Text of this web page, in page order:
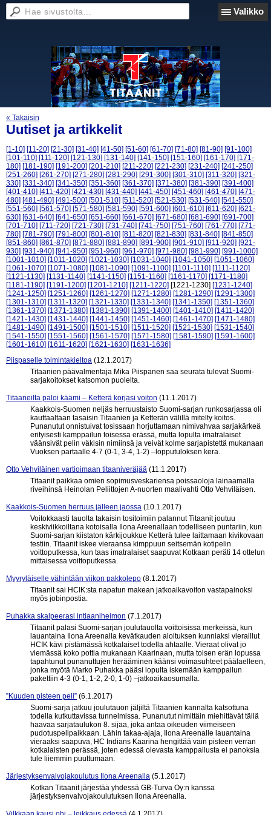
Valikko
« Takaisin
Uutiset ja artikkelit
[1-10] [11-20] [21-30] [31-40] [41-50] [51-60] [61-70] [71-80] [81-90] [91-100]
[101-110] [111-120] [121-130] [131-140] [141-150] [151-160] [161-170] [171-
180] [181-190] [191-200] [201-210] [211-220] [221-230] [231-240] [241-250]
[251-260] [261-270] [271-280] [281-290] [291-300] [301-310] [311-320] [321-
330] [331-340] [341-350] [351-360] [361-370] [371-380] [381-390] [391-400]
[401-410] [411-420] [421-430] [431-440] [441-450] [451-460] [461-470] [471-
480] [481-490] [491-500] [501-510] [511-520] [521-530] [531-540] [541-550]
[551-560] [561-570] [571-580] [581-590] [591-600] [601-610] [611-620] [621-
630] [631-640] [641-650] [651-660] [661-670] [671-680] [681-690] [691-700]
[701-710] [711-720] [721-730] [731-740] [741-750] [751-760] [761-770] [771-
780] [781-790] [791-800] [801-810] [811-820] [821-830] [831-840] [841-850]
[851-860] [861-870] [871-880] [881-890] [891-900] [901-910] [911-920] [921-
930] [931-940] [941-950] [951-960] [961-970] [971-980] [981-990] [991-1000]
[1001-1010] [1011-1020] [1021-1030] [1031-1040] [1041-1050] [1051-1060]
[1061-1070] [1071-1080] [1081-1090] [1091-1100] [1101-1110] [1111-1120]
[1121-1130] [1131-1140] [1141-1150] [1151-1160] [1161-1170] [1171-1180]
[1181-1190] [1191-1200] [1201-1210] [1211-1220] [1221-1230] [1231-1240]
[1241-1250] [1251-1260] [1261-1270] [1271-1280] [1281-1290] [1291-1300]
[1301-1310] [1311-1320] [1321-1330] [1331-1340] [1341-1350] [1351-1360]
[1361-1370] [1371-1380] [1381-1390] [1391-1400] [1401-1410] [1411-1420]
[1421-1430] [1431-1440] [1441-1450] [1451-1460] [1461-1470] [1471-1480]
[1481-1490] [1491-1500] [1501-1510] [1511-1520] [1521-1530] [1531-1540]
[1541-1550] [1551-1560] [1561-1570] [1571-1580] [1581-1590] [1591-1600]
[1601-1610] [1611-1620] [1621-1630] [1631-1636]
Piispaselle toimintakieltoa (12.1.2017)
Titaanien päävalmentaja Mika Piispanen saa seurata tulevat Suomi-
sarjakoitokset katsomon puolelta.
Titaaneilta paloi käämi – Ketterä korjasi voiton (11.1.2017)
Kaakkois-Suomen neljäs herruustaisto Suomi-sarjan runkosarjassa oli
kauttaaltaan tasaisin Titaanien ja Ketterän välillä mitelty koitos.
Punanutut onnistuivat tosissaan horjuttamaan nimivahvaa sarjakärkeä
erityisesti kamppailun toisessa erässä, mutta lopulta imatralaiset
väänsivät pelin väkisin nimiinsä ja veivät kolme sarjapistettä mukanaan
Vuoksen partaalle 4-7 (0-1, 3-4, 1-2) –lopputuloksen kera.
Otto Vehviläinen vartioimaan titaaniveräjää (11.1.2017)
Titaanit paikkaa omien sopimusveskariensa poissaoloja lainaamalla
riveihinsä Heinolan Peliittojen A-nuorten maalivahti Otto Vehviläisen.
Kaakkois-Suomen herruus jälleen jaossa (10.1.2017)
Voitokkaasti tauolta takaisin tositoimiin palannut Titaanit joutuu
keskiviikkoiltana kotoisalla Ilona Areenallaan todelliseen puntariin, kun
Suomi-sarjan kiistaton kärkijoukkue Ketterä tulee laittamaan kivikovaan
testiin. Titaanit iskee vieraansa kimppuun seitsemän kotipelin
voittoputkessa, kun taas imatralaiset saapuvat Kotkaan peräti 14 ottelun
mittaisessa voittoputkessa.
Myyryläiselle vähintään viikon pakkolepo (8.1.2017)
Titaanit sai HCIK:sta napatun makean jatkoaikavoiton vastapainoksi
myös jobinpostia.
Puhakka skalpeerasi intiaaniheimon (7.1.2017)
Titaanit palasi Suomi-sarjan joulutauolta voittoisissa merkeissä, kun
lauantaina Ilona Areenalla kevätkauden aloituksen kunniaksi vieraillut
HCIK kävi pistämässä kotkalaiset todella ahtaalle. Vieraat olivat jo
viemässä koko pottia mukanaan Kaarinaan, mutta toisen erän lopussa
tapahtunut punanuttujen herääminen käänsi voimasuhteet päälaelleen,
jonka myötä Marko Puhakka pääsi lopulta iskemään kamppailun
pakettiin 4-3 (0-1, 1-2, 2-0, 1-0) –jatkoaikaosumalla.
”Kuuden pisteen peli” (6.1.2017)
Suomi-sarja jatkuu joulutauon jäljiltä Titaanien kannalta katsottuna
todella kutkuttavissa tunnelmissa. Punanutut nimittäin miehittävät tällä
haavaa sarjataulukon 8. sijaa, joka antaa oikeuden viimeiseen
pudotuspelipaikkaan. Lähin takaa-ajaja, Ilona Areenalle lauantaina
vieraaksi saapuva, HC Indians Kaarina hengittää vain pisteen verran
kotkalaisten perässä, joten edessä olevasta kamppailusta ei panoksia
tule liiemmin puuttumaan.
Järjestyksenvalvojakoulutus Ilona Areenalla (5.1.2017)
Kotkan Titaanit järjestää yhdessä GB-Turva Oy:n kanssa
järjestyksenvalvojakoulutuksen Ilona Areenalla.